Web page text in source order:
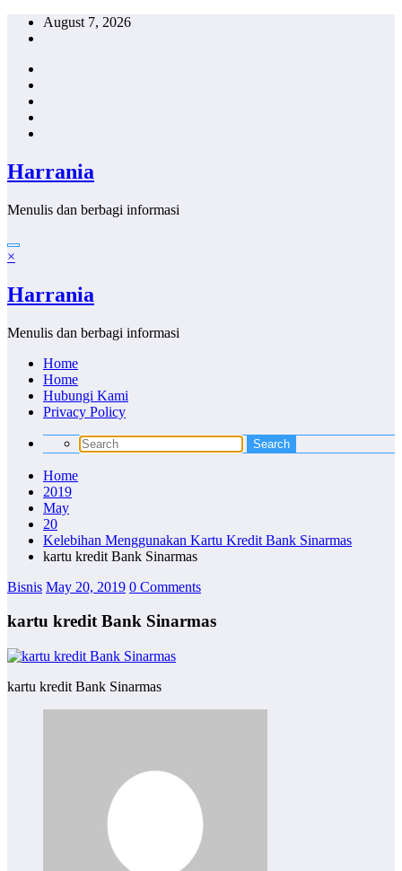
Skip
August 7, 2026
Harrania
Menulis dan berbagi informasi
×
Harrania
Menulis dan berbagi informasi
Home
Home
Hubungi Kami
Privacy Policy
Home
2019
May
20
Kelebihan Menggunakan Kartu Kredit Bank Sinarmas
kartu kredit Bank Sinarmas
Bisnis May 20, 2019 0 Comments
kartu kredit Bank Sinarmas
kartu kredit Bank Sinarmas